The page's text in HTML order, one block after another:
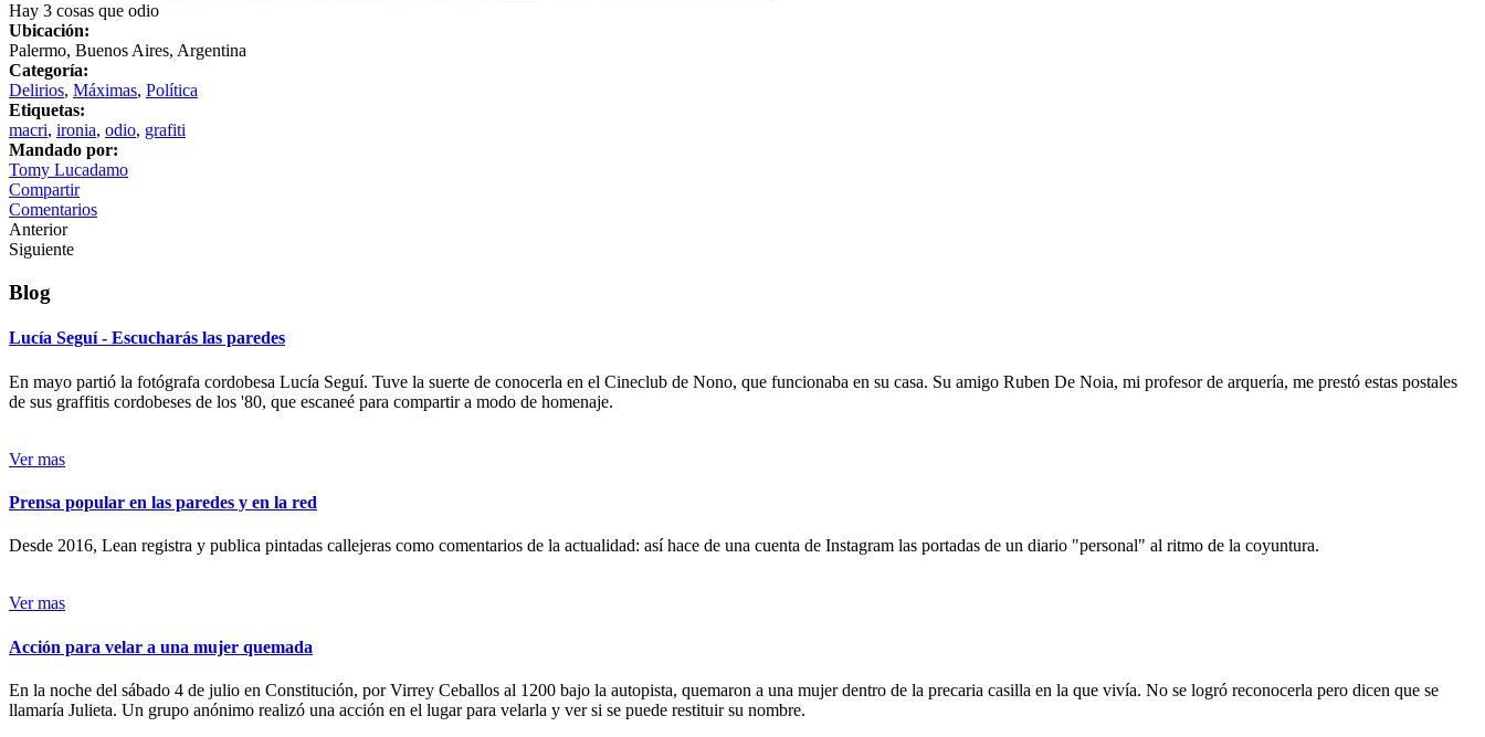
Hay 3 cosas que odio
Ubicación:
Palermo, Buenos Aires, Argentina
Categoría:
Delirios, Máximas, Política
Etiquetas:
macri, ironia, odio, grafiti
Mandado por:
Tomy Lucadamo
Compartir
Comentarios
Anterior
Siguiente
Blog
Lucía Seguí - Escucharás las paredes
En mayo partió la fotógrafa cordobesa Lucía Seguí. Tuve la suerte de conocerla en el Cineclub de Nono, que funcionaba en su casa. Su amigo Ruben De Noia, mi profesor de arquería, me prestó estas postales
de sus graffitis cordobeses de los '80, que escaneé para compartir a modo de homenaje.
Ver mas
Prensa popular en las paredes y en la red
Desde 2016, Lean registra y publica pintadas callejeras como comentarios de la actualidad: así hace de una cuenta de Instagram las portadas de un diario "personal" al ritmo de la coyuntura.
Ver mas
Acción para velar a una mujer quemada
En la noche del sábado 4 de julio en Constitución, por Virrey Ceballos al 1200 bajo la autopista, quemaron a una mujer dentro de la precaria casilla en la que vivía. No se logró reconocerla pero dicen que se
llamaría Julieta. Un grupo anónimo realizó una acción en el lugar para velarla y ver si se puede restituir su nombre.